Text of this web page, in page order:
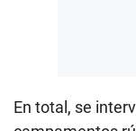
En total, se